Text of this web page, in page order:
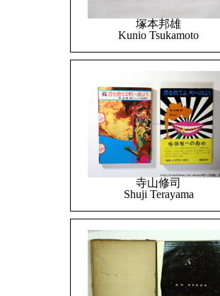
塚本邦雄
Kunio Tsukamoto
寺山修司
Shuji Terayama